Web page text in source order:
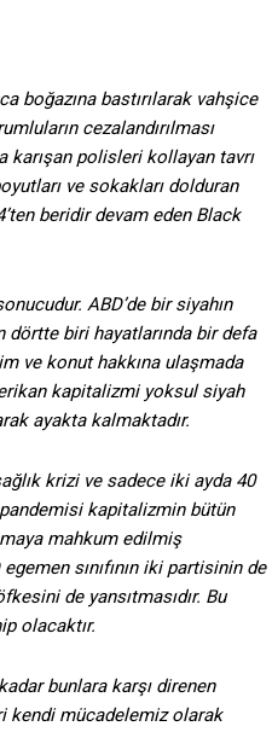
boğazına bastırılarak vahşice
cezalandırılması
polisleri kollayan tavrı
ve sokakları dolduran
beridir devam eden Black
ABD’de bir siyahın
dörtte biri hayatlarında bir defa
ve konut hakkına ulaşmada
kapitalizmi yoksul siyah
ayakta kalmaktadır.
krizi ve sadece iki ayda 40
kapitalizmin bütün
mahkum edilmiş
sınıfının iki partisinin de
de yansıtmasıdır. Bu
olacaktır.
bunlara karşı direnen
kendi mücadelemiz olarak